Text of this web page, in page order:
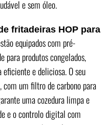
e sem óleo.
fritadeiras HOP para
equipados com pré-
para produtos congelados,
e deliciosa. O seu
um filtro de carbono para
uma cozedura limpa e
e o controlo digital com